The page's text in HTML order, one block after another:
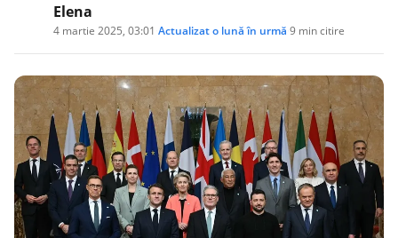
Elena
4 martie 2025, 03:01 Actualizato lună în urmă 9 min citire